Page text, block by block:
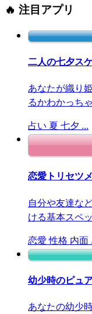
🔥 注目アプリ
二人の七夕ス
あなたが織り
るかわかっち
占い 夏 七夕 ...
恋愛トリセツ
自分や友達な
ける基本スペ
恋愛 性格 内面
幼少時のピュ
あなたの幼少